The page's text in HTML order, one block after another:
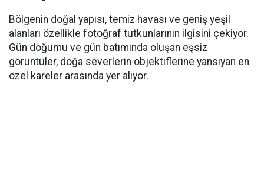
Bölgenin doğal yapısı, temiz havası ve geniş yeşil
alanları özellikle fotoğraf tutkunlarının ilgisini çekiyor.
Gün doğumu ve gün batımında oluşan eşsiz
görüntüler, doğa severlerin objektiflerine yansıyan en
özel kareler arasında yer alıyor.